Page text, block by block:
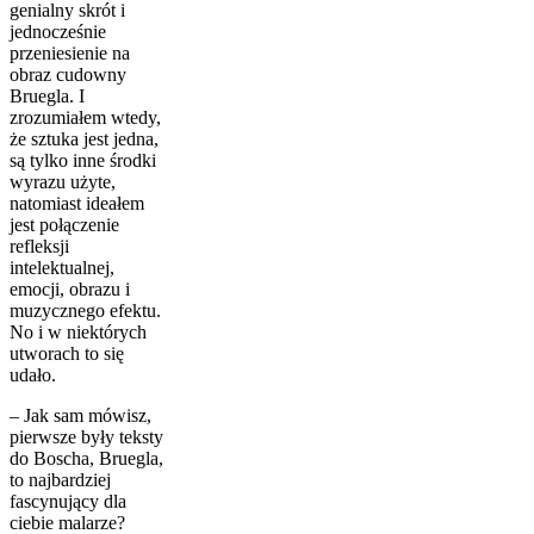
genialny skrót i
jednocześnie
przeniesienie na
obraz cudowny
Bruegla. I
zrozumiałem wtedy,
że sztuka jest jedna,
są tylko inne środki
wyrazu użyte,
natomiast ideałem
jest połączenie
refleksji
intelektualnej,
emocji, obrazu i
muzycznego efektu.
No i w niektórych
utworach to się
udało.
– Jak sam mówisz,
pierwsze były teksty
do Boscha, Bruegla,
to najbardziej
fascynujący dla
ciebie malarze?